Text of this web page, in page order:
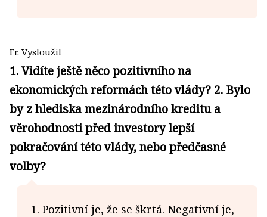
Fr. Vysloužil
1. Vidíte ještě něco pozitivního na
ekonomických reformách této vlády? 2. Bylo
by z hlediska mezinárodního kreditu a
věrohodnosti před investory lepší
pokračování této vlády, nebo předčasné
volby?
1. Pozitivní je, že se škrtá. Negativní je,